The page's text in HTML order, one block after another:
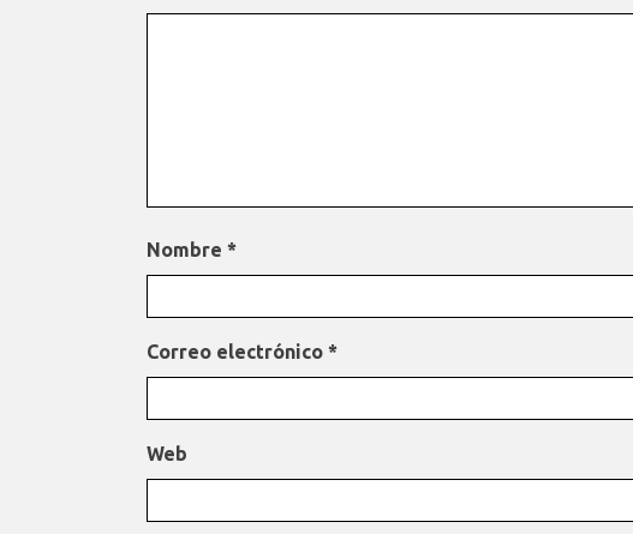
Nombre *
Correo electrónico *
Web